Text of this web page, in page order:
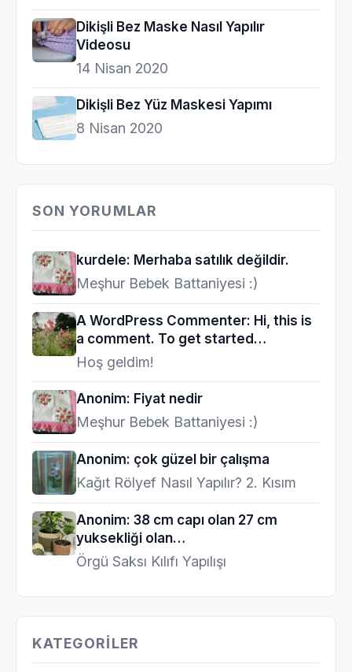
Dikişli Bez Maske Nasıl Yapılır
Videosu
14 Nisan 2020
Dikişli Bez Yüz Maskesi Yapımı
8 Nisan 2020
SON YORUMLAR
kurdele: Merhaba satılık değildir.
Meşhur Bebek Battaniyesi :)
A WordPress Commenter: Hi, this is
a comment. To get started…
Hoş geldim!
Anonim: Fiyat nedir
Meşhur Bebek Battaniyesi :)
Anonim: çok güzel bir çalışma
Kağıt Rölyef Nasıl Yapılır? 2. Kısım
Anonim: 38 cm capı olan 27 cm
yuksekliği olan…
Örgü Saksı Kılıfı Yapılışı
KATEGORILER